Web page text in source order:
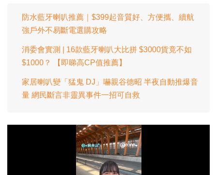
防水藍牙喇叭推薦｜$399起音質好、方便攜、續航
強戶外不易斷電選購攻略
消委會實測 | 16款藍牙喇叭大比拼 $3000貨竟不如
$1000？ 【即睇高CP值推薦】
家居喇叭變「猛鬼 DJ」嚇親谷德昭 半夜自動推爆音
量 網民斷言非靈異事件一招可自救